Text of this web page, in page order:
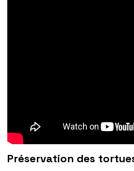
Préservation des